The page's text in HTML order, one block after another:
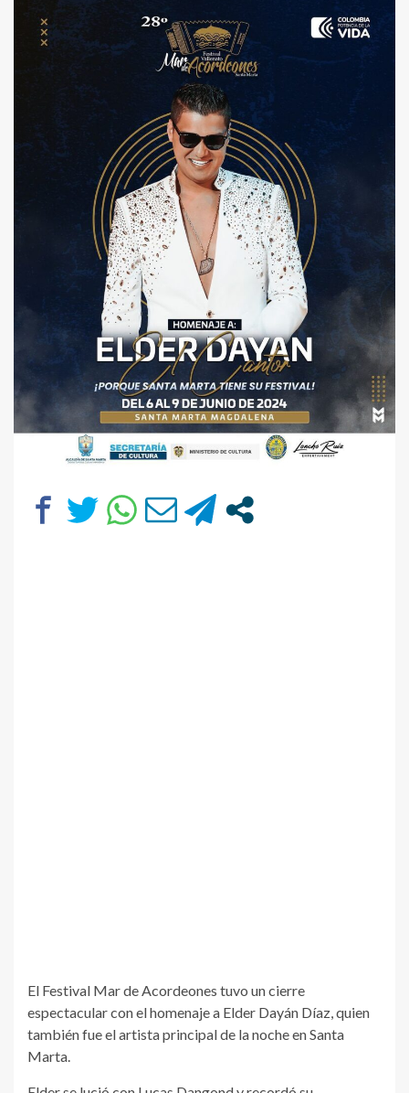
El Festival Mar de Acordeones tuvo un cierre
espectacular con el homenaje a Elder Dayán Díaz, quien
también fue el artista principal de la noche en Santa
Marta.